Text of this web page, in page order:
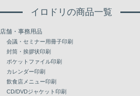
イロドリの商品一覧
店舗・事務用品
会議・セミナー用冊子印刷
封筒・挨拶状印刷
ポケットファイル印刷
カレンダー印刷
飲食店メニュー印刷
CD/DVDジャケット印刷